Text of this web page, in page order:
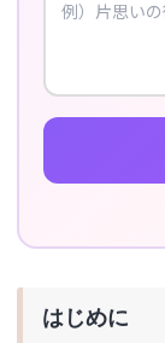
はじめに